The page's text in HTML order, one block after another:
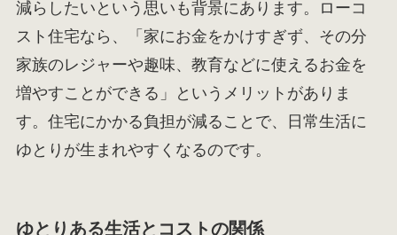
減らしたいという思いも背景にあります。ローコ
スト住宅なら、「家にお金をかけすぎず、その分
家族のレジャーや趣味、教育などに使えるお金を
増やすことができる」というメリットがありま
す。住宅にかかる負担が減ることで、日常生活に
ゆとりが生まれやすくなるのです。
ゆとりある生活とコストの関係